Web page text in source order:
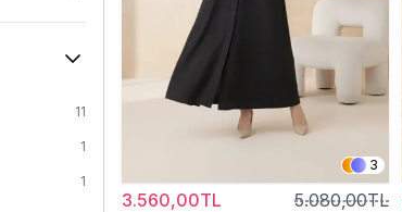
3
2
11
1
1
3
3.560,00TL 5.080,00TL